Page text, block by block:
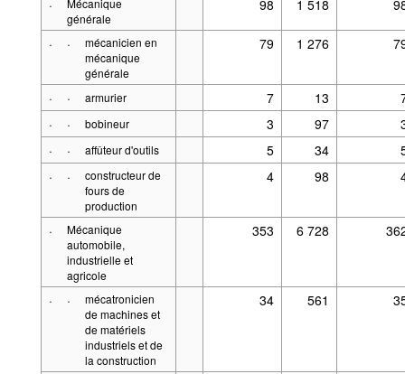
·
générale
98 1 518
· ·
mécanicien en
mécanique
générale
79 1 276
· · armurier 7 13
· · bobineur 3 97
· · affûteur d'outils 5 34
· ·
constructeur de
fours de
production
4 98
·
Mécanique
automobile,
industrielle et
agricole
353 6 728
· ·
mécatronicien
de machines et
de matériels
industriels et de
la construction
34 561